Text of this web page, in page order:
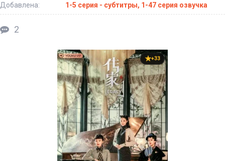
Добавлена:
1-5 серия - субтитры, 1-47 серия озвучка
2
+33